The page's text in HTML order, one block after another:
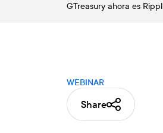
GTreasury ahora es
WEBINAR
Share